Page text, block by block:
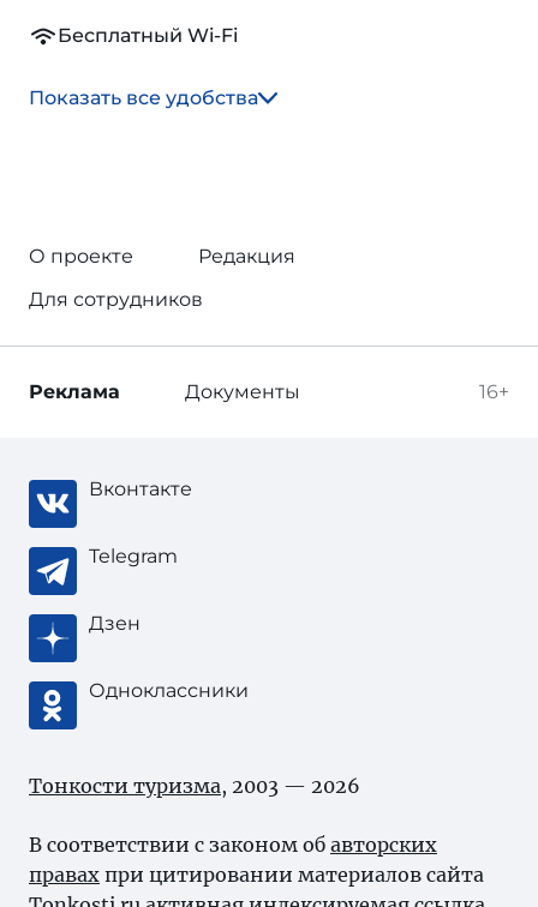
Бесплатный Wi-Fi
Показать все удобства
О проекте
Редакция
Для сотрудников
16+
Реклама Документы
Вконтакте
Telegram
Дзен
Одноклассники
Тонкости туризма, 2003 — 2026
В соответствии с законом об авторских
правах при цитировании материалов сайта